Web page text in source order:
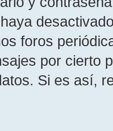
foros
por cierto
Si es así,